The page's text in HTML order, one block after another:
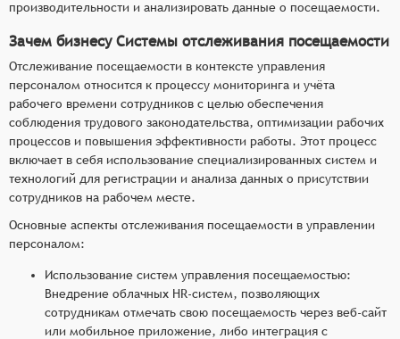
производительности и анализировать данные о посещаемости.
Зачем бизнесу Системы отслеживания посещаемости
Отслеживание посещаемости в контексте управления
персоналом относится к процессу мониторинга и учёта
рабочего времени сотрудников с целью обеспечения
соблюдения трудового законодательства, оптимизации рабочих
процессов и повышения эффективности работы. Этот процесс
включает в себя использование специализированных систем и
технологий для регистрации и анализа данных о присутствии
сотрудников на рабочем месте.
Основные аспекты отслеживания посещаемости в управлении
персоналом:
Использование систем управления посещаемостью:
Внедрение облачных HR-систем, позволяющих
сотрудникам отмечать свою посещаемость через веб-сайт
или мобильное приложение, либо интеграция с